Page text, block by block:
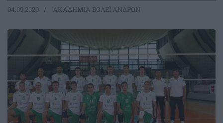
04.09.2020 ΑΚΑΔΗΜΙΑ ΒΟΛΕΪ ΑΝΔΡΩΝ